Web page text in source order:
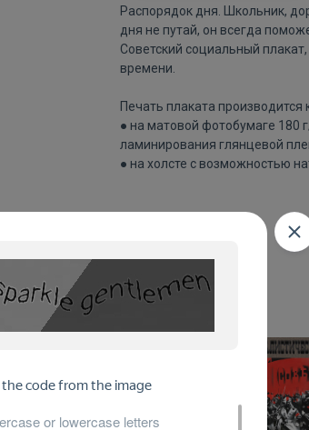
Распорядок дня. Школьник,
дня не путай, он всегда
Советский социальный
времени.
Печать плаката производится
● на матовой фотобумаге 180
ламинирования глянцевой
● на холсте с возможностью